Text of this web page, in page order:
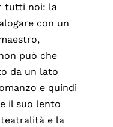
tutti noi: la
con un
può che
da un lato
e quindi
il suo lento
e la